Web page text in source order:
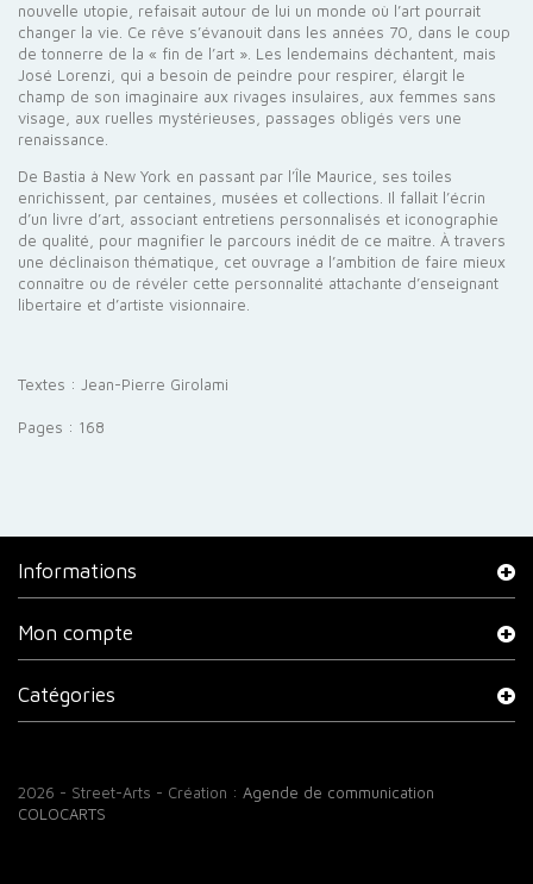
nouvelle utopie, refaisait autour de lui un monde où l’art pourrait
changer la vie. Ce rêve s’évanouit dans les années 70, dans le coup
de tonnerre de la « fin de l’art ». Les lendemains déchantent, mais
José Lorenzi, qui a besoin de peindre pour respirer, élargit le
champ de son imaginaire aux rivages insulaires, aux femmes sans
visage, aux ruelles mystérieuses, passages obligés vers une
renaissance.
De Bastia à New York en passant par l’Île Maurice, ses toiles
enrichissent, par centaines, musées et collections. Il fallait l’écrin
d’un livre d’art, associant entretiens personnalisés et iconographie
de qualité, pour magnifier le parcours inédit de ce maître. À travers
une déclinaison thématique, cet ouvrage a l’ambition de faire mieux
connaître ou de révéler cette personnalité attachante d’enseignant
libertaire et d’artiste visionnaire.
Textes : Jean-Pierre Girolami
Pages : 168
Informations
2026 - Street-Arts - Création : Agende de communication
COLOCARTS
Mon compte
Catégories